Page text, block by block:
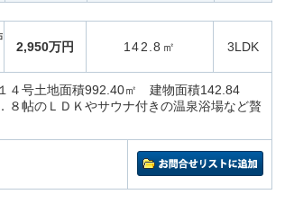
2,950万円 142.8㎡ 3LDK
４号土地面積992.40㎡ 建物面積142.84
帖のＬＤＫやサウナ付きの温泉浴場など贅